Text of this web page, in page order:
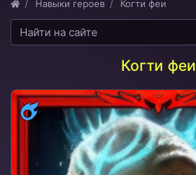
Навыки героев Когти феи
Когти феи
Магия